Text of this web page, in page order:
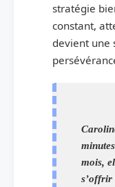
stratégie
constant,
devient une
mois,
s’offrir